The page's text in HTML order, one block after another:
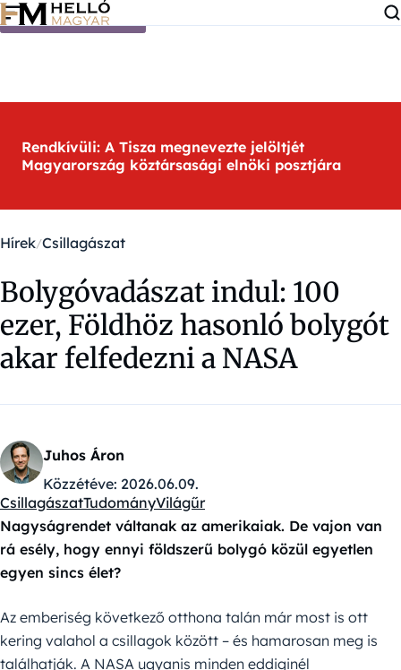
Ugrás a tartalomra
Rendkívüli: A Tisza megnevezte jelöltjét
Magyarország köztársasági elnöki posztjára
Hírek Csillagászat
Bolygóvadászat indul: 100
ezer, Földhöz hasonló bolygót
akar felfedezni a NASA
Juhos Áron
Közzétéve: 2026.06.09.
Kategóriák:
CsillagászatTudományVilágűr
Nagyságrendet váltanak az amerikaiak. De vajon van
rá esély, hogy ennyi földszerű bolygó közül egyetlen
egyen sincs élet?
Az emberiség következő otthona talán már most is ott
kering valahol a csillagok között – és hamarosan meg is
találhatják. A NASA ugyanis minden eddiginél